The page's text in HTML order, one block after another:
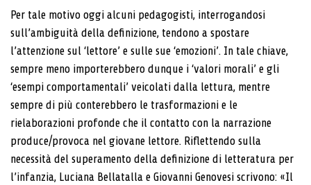
Per tale motivo oggi alcuni pedagogisti, interrogandosi
sull’ambiguità della definizione, tendono a spostare
l’attenzione sul ‘lettore’ e sulle sue ‘emozioni’. In tale chiave,
sempre meno importerebbero dunque i ‘valori morali’ e gli
‘esempi comportamentali’ veicolati dalla lettura, mentre
sempre di più conterebbero le trasformazioni e le
rielaborazioni profonde che il contatto con la narrazione
produce/provoca nel giovane lettore. Riflettendo sulla
necessità del superamento della definizione di letteratura per
l’infanzia, Luciana Bellatalla e Giovanni Genovesi scrivono: «Il